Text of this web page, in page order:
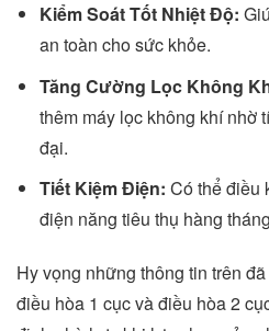
Kiểm Soát Tốt Nhiệt Độ:
an toàn cho sức khỏe.
Tăng Cường Lọc Không
thêm máy lọc không khí nhờ
đại.
Tiết Kiệm Điện: Có thể điều
điện năng tiêu thụ hàng
Hy vọng những thông tin trên
điều hòa 1 cục và điều hòa 2